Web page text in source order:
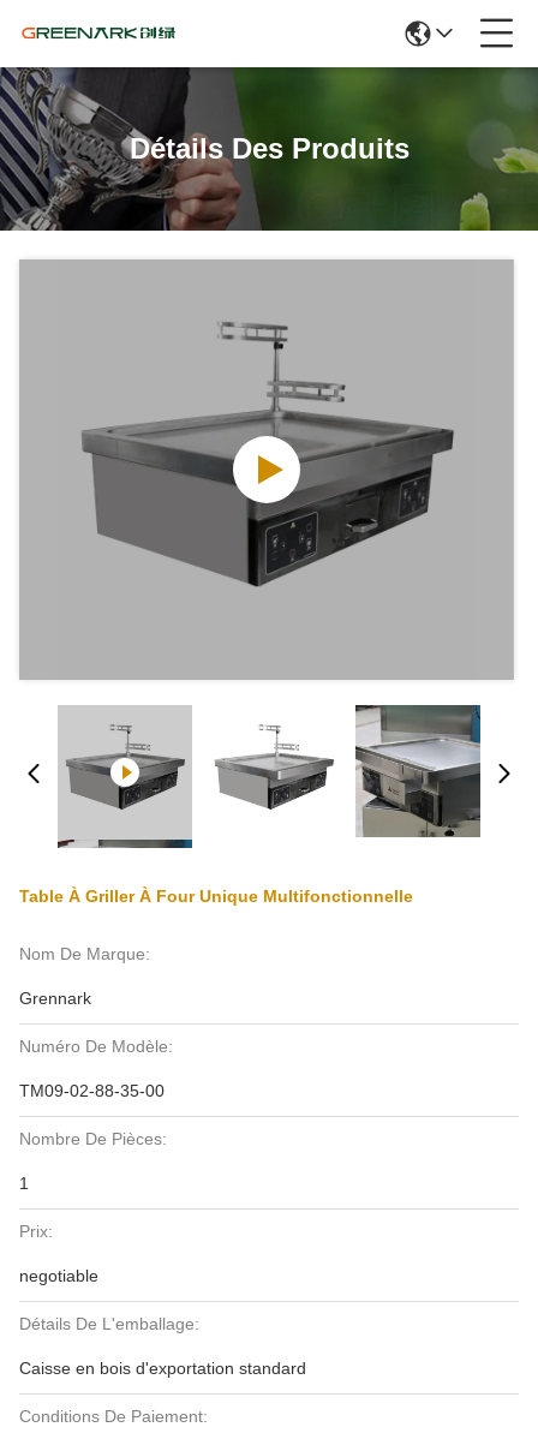
Détails Des Produits
Table À Griller À Four Unique Multifonctionnelle
Nom De Marque:
Grennark
Numéro De Modèle:
TM09-02-88-35-00
Nombre De Pièces:
1
Prix:
negotiable
Détails De L'emballage:
Caisse en bois d'exportation standard
Conditions De Paiement: